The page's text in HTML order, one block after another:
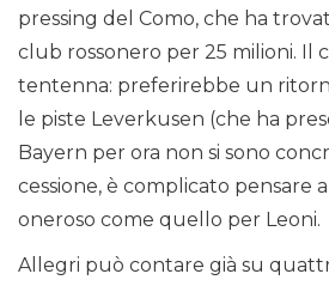
pressing del Como, che ha
club rossonero per 25 milioni. Il
tentenna: preferirebbe un
le piste Leverkusen (che ha
Bayern per ora non si sono
cessione, è complicato pensare
oneroso come quello per Leoni.
Allegri può contare già su